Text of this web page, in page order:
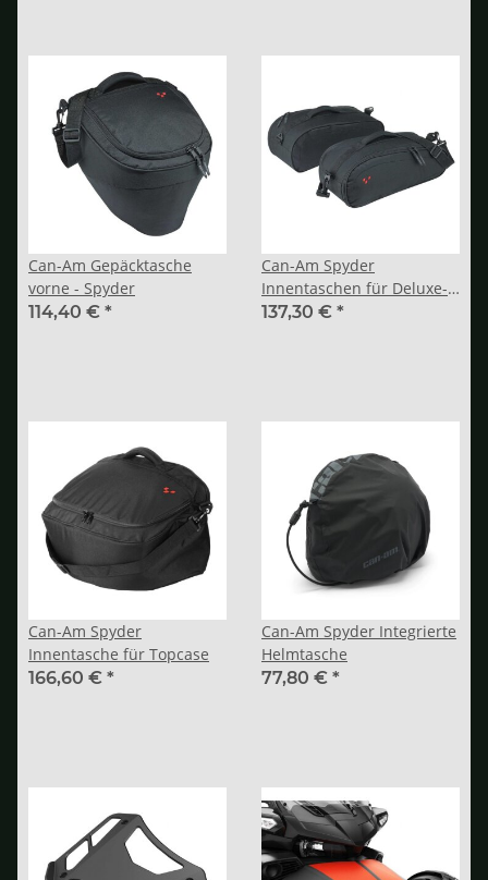
Can-Am Gepäcktasche
vorne - Spyder
114,40 € *
Can-Am Spyder
Innentaschen für Deluxe-
Satteltaschen
137,30 € *
Can-Am Spyder
Innentasche für Topcase
166,60 € *
Can-Am Spyder Integrierte
Helmtasche
77,80 € *